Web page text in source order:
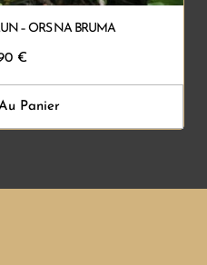
– ORS NA BRUMA
€
Panier